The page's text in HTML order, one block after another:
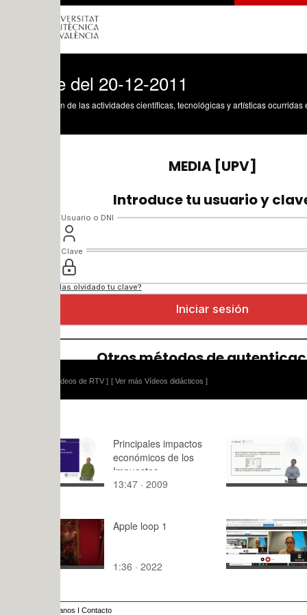
del 20-12-2011
de las actividades científicas, tecnológicas y artísticas ocurridas en los tres
[ Ver más Vídeos didácticos ]
Principales impactos
económicos de los
Impuestos
13:47 · 2009
2:50 · 2012
Apple loop 1
1:36 · 2022
GITI
(T1.4b)
83:15 ·